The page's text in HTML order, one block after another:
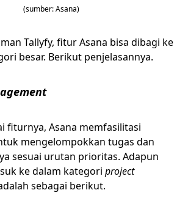
(sumber: Asana)
Tallyfy, fitur Asana bisa dibagi ke
besar. Berikut penjelasannya.
fiturnya, Asana memfasilitasi
mengelompokkan tugas dan
sesuai urutan prioritas. Adapun
ke dalam kategori project
sebagai berikut.